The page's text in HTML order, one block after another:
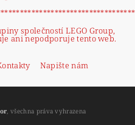
společností LEGO Group,
ani nepodporuje tento web.
Napište nám
, všechna práva vyhrazena